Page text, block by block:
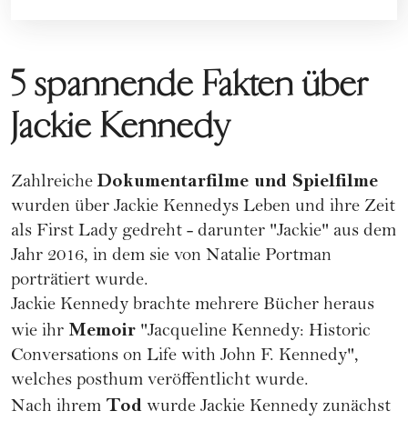
5 spannende Fakten über
Jackie Kennedy
ZahlreicheDokumentarfilme und Spielfilme
wurden über Jackie Kennedys Leben und ihre Zeit
als First Lady gedreht - darunter "Jackie" aus dem
Jahr 2016, in dem sie von Natalie Portman
porträtiert wurde.
Jackie Kennedy brachte mehrere Bücher heraus
wie ihr Memoir "Jacqueline Kennedy: Historic
Conversations on Life with John F. Kennedy",
welches posthum veröffentlicht wurde.
Nach ihrem Tod wurde Jackie Kennedy zunächst